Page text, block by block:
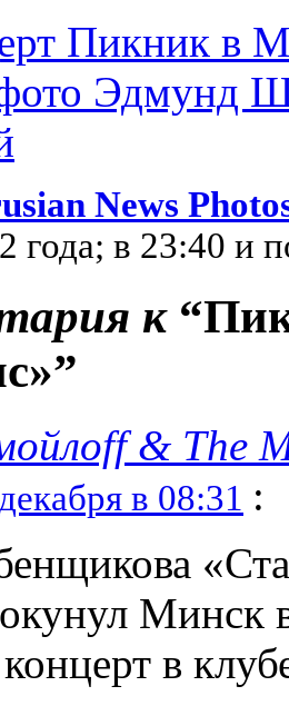
Пикник в
Эдмунд
News
года; в 23:40 и
к
& The
в 08:31 :
Минск
в